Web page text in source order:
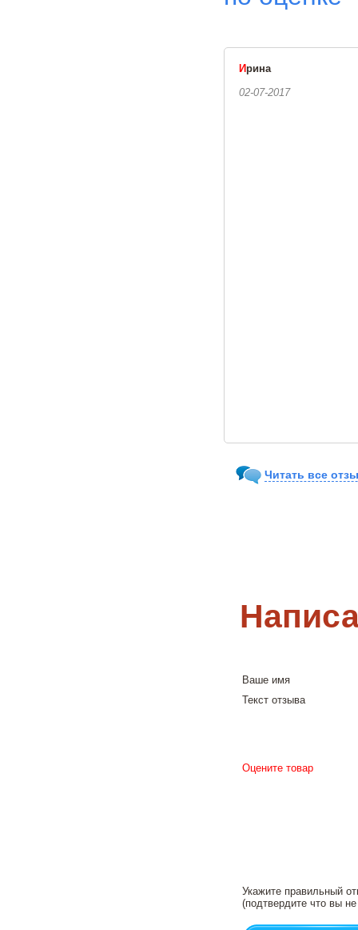
Ирина
02-07-2017
Читать все
Ваше имя
Текст отзыва
Оцените товар
Укажите правильный
(подтвердите что вы